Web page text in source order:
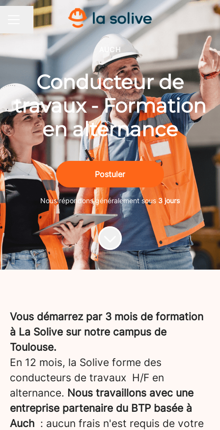
MENU CARRIÈRE
Partager la page
AUCH
Conducteur de
travaux - Formation
en alternance
Postuler
Nous répondons généralement sous3 jours
Vous démarrez par 3 mois de formation
à La Solive sur notre campus de
Toulouse.
En 12 mois, la Solive forme des
conducteurs de travaux H/F en
alternance. Nous travaillons avec une
entreprise partenaire du BTP basée à
Auch : aucun frais n'est requis de votre